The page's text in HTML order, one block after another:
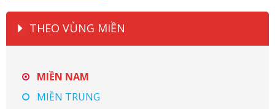
THEO VÙNG MIỀN
MIỀN NAM
MIỀN TRUNG